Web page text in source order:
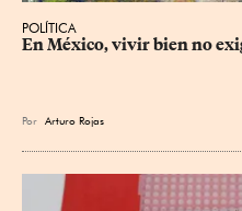
POLÍTICA
En México, vivir bien no
Por Arturo Rojas